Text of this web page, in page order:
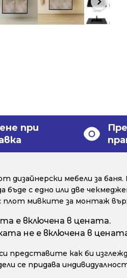
при
мебели за
бъде с едно или две
плот мивките за монтаж
е включена в цената.
не е включена в
как би
се придава